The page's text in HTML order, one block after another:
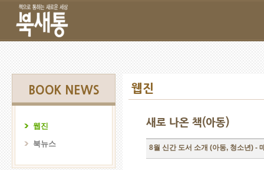
BOOK NEWS
웹진
북뉴스
웹진
새로 나온 책(아동)
8월 신간 도서 소개 (아동, 청소년) -